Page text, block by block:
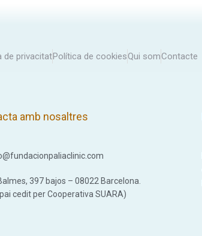
de privacitatPolítica de cookiesQui somContacte
amb nosaltres
397 bajos – 08022 Barcelona.
cedit per Cooperativa SUARA)